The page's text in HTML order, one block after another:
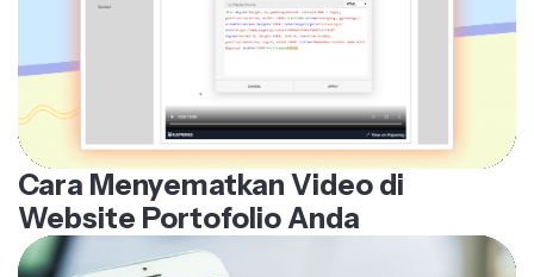
Cara Menyematkan Video di
Website Portofolio Anda